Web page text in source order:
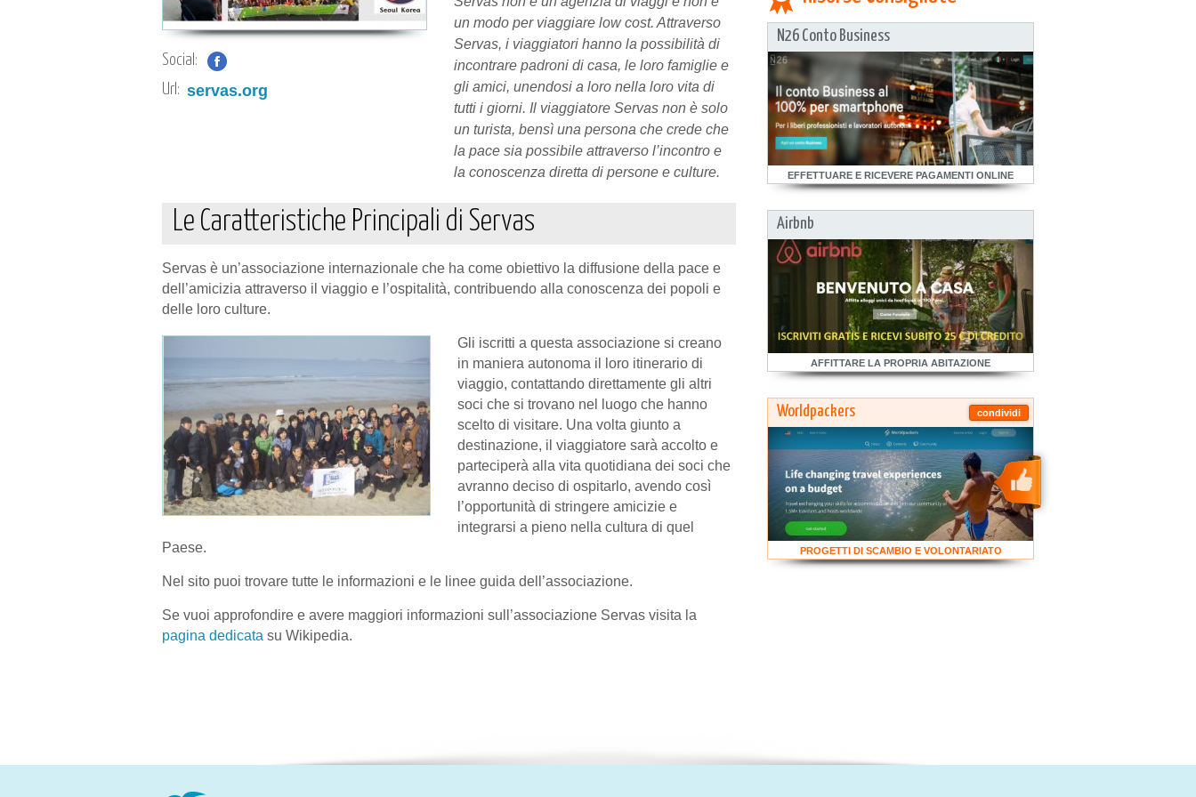
Social:
Url: servas.org
un modo per viaggiare low cost. Attraverso
Servas, i viaggiatori hanno la possibilità di
incontrare padroni di casa, le loro famiglie e
gli amici, unendosi a loro nella loro vita di
tutti i giorni. Il viaggiatore Servas non è solo
un turista, bensì una persona che crede che
la pace sia possibile attraverso l’incontro e
la conoscenza diretta di persone e culture.
Le Caratteristiche Principali di Servas
Servas è un’associazione internazionale che ha come obiettivo la diffusione della pace e
dell’amicizia attraverso il viaggio e l’ospitalità, contribuendo alla conoscenza dei popoli e
delle loro culture.
Gli iscritti a questa associazione si creano
in maniera autonoma il loro itinerario di
viaggio, contattando direttamente gli altri
soci che si trovano nel luogo che hanno
scelto di visitare. Una volta giunto a
destinazione, il viaggiatore sarà accolto e
parteciperà alla vita quotidiana dei soci che
avranno deciso di ospitarlo, avendo così
l’opportunità di stringere amicizie e
integrarsi a pieno nella cultura di quel
Paese.
Nel sito puoi trovare tutte le informazioni e le linee guida dell’associazione.
Se vuoi approfondire e avere maggiori informazioni sull’associazione Servas visita la
pagina dedicata su Wikipedia.
N26 Conto Business
EFFETTUARE E RICEVERE PAGAMENTI ONLINE
Airbnb
AFFITTARE LA PROPRIA ABITAZIONE
condividi
Worldpackers
PROGETTI DI SCAMBIO E VOLONTARIATO